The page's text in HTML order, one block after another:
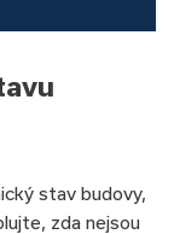
stav budovy,
zda nejsou